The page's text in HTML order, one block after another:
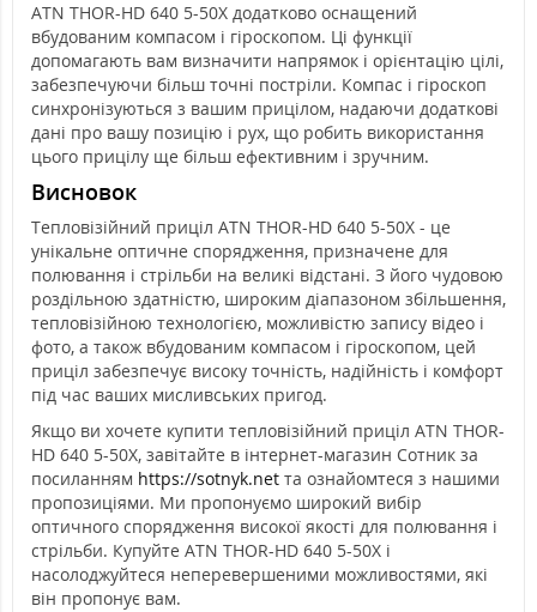
ATN THOR-HD 640 5-50X додатково оснащений
вбудованим компасом і гіроскопом. Ці функції
допомагають вам визначити напрямок і орієнтацію цілі,
забезпечуючи більш точні постріли. Компас і гіроскоп
синхронізуються з вашим прицілом, надаючи додаткові
дані про вашу позицію і рух, що робить використання
цього прицілу ще більш ефективним і зручним.
Висновок
Тепловізійний приціл ATN THOR-HD 640 5-50X - це
унікальне оптичне спорядження, призначене для
полювання і стрільби на великі відстані. З його чудовою
роздільною здатністю, широким діапазоном збільшення,
тепловізійною технологією, можливістю запису відео і
фото, а також вбудованим компасом і гіроскопом, цей
приціл забезпечує високу точність, надійність і комфорт
під час ваших мисливських пригод.
Якщо ви хочете купити тепловізійний приціл ATN THOR-
HD 640 5-50X, завітайте в інтернет-магазин Сотник за
посиланням https://sotnyk.net та ознайомтеся з нашими
пропозиціями. Ми пропонуємо широкий вибір
оптичного спорядження високої якості для полювання і
стрільби. Купуйте ATN THOR-HD 640 5-50X і
насолоджуйтеся неперевершеними можливостями, які
він пропонує вам.